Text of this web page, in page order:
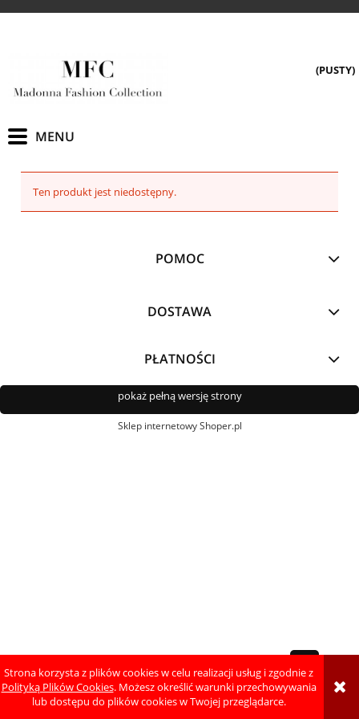
Strona korzysta z plików cookies w celu realizacji usług i zgodnie z
Polityką Plików Cookies. Możesz określić warunki przechowywania
lub dostępu do plików cookies w Twojej przeglądarce.
(PUSTY)
Ten produkt jest niedostępny.
POMOC
DOSTAWA
PŁATNOŚCI
pokaż pełną wersję strony
Sklep internetowy Shoper.pl